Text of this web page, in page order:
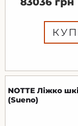
NOTTE Ліжко
(Sueno)